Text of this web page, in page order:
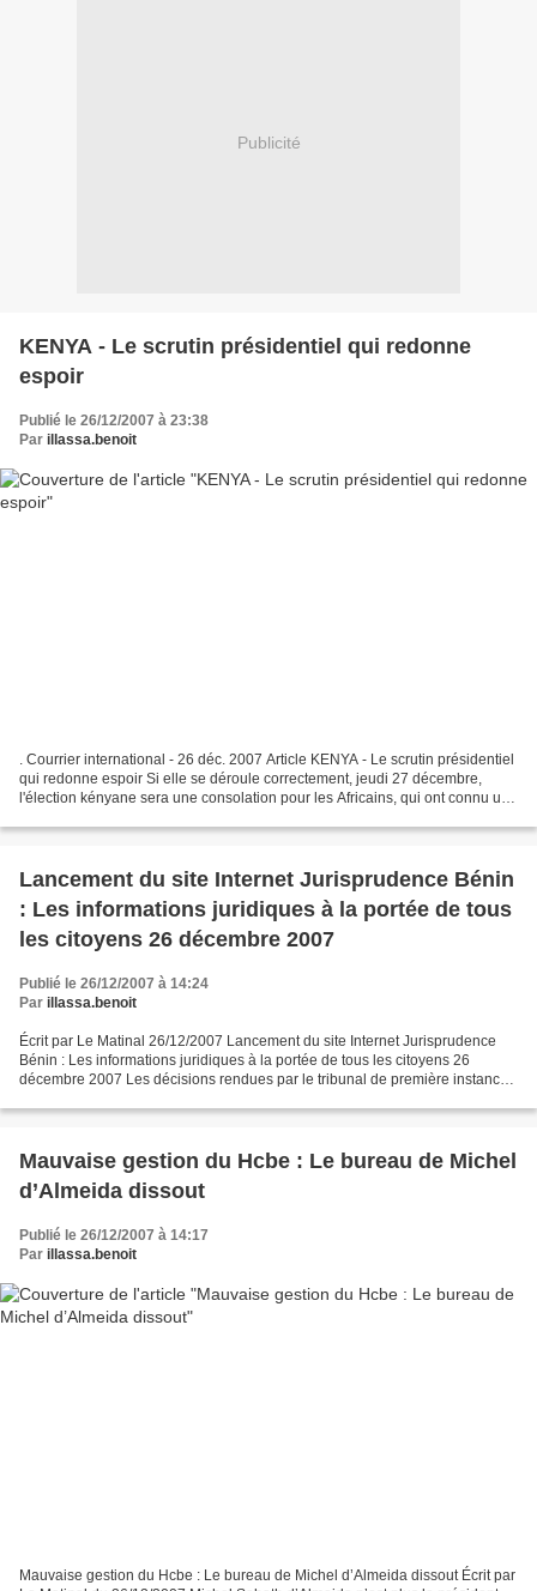
Publicité
KENYA - Le scrutin présidentiel qui redonne
espoir
Publié le 26/12/2007 à 23:38
Par illassa.benoit
. Courrier international - 26 déc. 2007 Article KENYA - Le scrutin présidentiel
qui redonne espoir Si elle se déroule correctement, jeudi 27 décembre,
l'élection kényane sera une consolation pour les Africains, qui ont connu une
Lancement du site Internet Jurisprudence Bénin
: Les informations juridiques à la portée de tous
les citoyens 26 décembre 2007
Publié le 26/12/2007 à 14:24
Par illassa.benoit
Écrit par Le Matinal 26/12/2007 Lancement du site Internet Jurisprudence
Bénin : Les informations juridiques à la portée de tous les citoyens 26
décembre 2007 Les décisions rendues par le tribunal de première instance
Mauvaise gestion du Hcbe : Le bureau de Michel
d’Almeida dissout
Publié le 26/12/2007 à 14:17
Par illassa.benoit
Mauvaise gestion du Hcbe : Le bureau de Michel d’Almeida dissout Écrit par